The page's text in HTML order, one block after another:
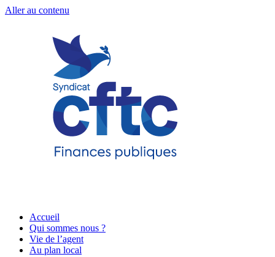
Aller au contenu
Accueil
Qui sommes nous ?
Vie de l’agent
Au plan local